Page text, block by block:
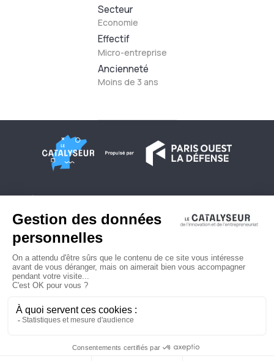
Secteur
Economie
Effectif
Micro-entreprise
Ancienneté
Moins de 3 ans
Conditions générales d'utilisation
Contactez-nous
Politique de confidentialité
Plan du site
© 2026 Copyright - Le Catalyseur